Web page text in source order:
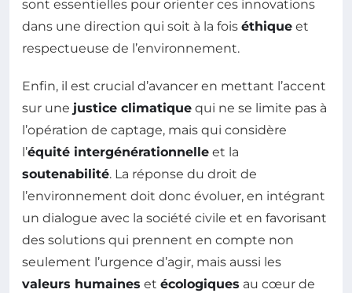
sont essentielles pour orienter ces innovations
dans une direction qui soit à la fois éthique et
respectueuse de l’environnement.
Enfin, il est crucial d’avancer en mettant l’accent
sur une justice climatique qui ne se limite pas à
l’opération de captage, mais qui considère
l’équité intergénérationnelle et la
soutenabilité. La réponse du droit de
l’environnement doit donc évoluer, en intégrant
un dialogue avec la société civile et en favorisant
des solutions qui prennent en compte non
seulement l’urgence d’agir, mais aussi les
valeurs humaines et écologiques au cœur de